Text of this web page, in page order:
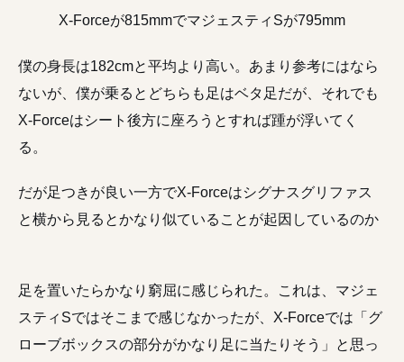
X-Forceが815mmでマジェスティSが795mm
僕の身長は182cmと平均より高い。あまり参考にはなら
ないが、僕が乗るとどちらも足はベタ足だが、それでも
X-Forceはシート後方に座ろうとすれば踵が浮いてく
る。
だが足つきが良い一方でX-Forceはシグナスグリファス
と横から見るとかなり似ていることが起因しているのか
足を置いたらかなり窮屈に感じられた。これは、マジェ
スティSではそこまで感じなかったが、X-Forceでは「グ
ローブボックスの部分がかなり足に当たりそう」と思っ